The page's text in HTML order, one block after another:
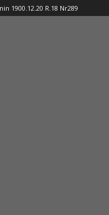
1900.12.20 R.18 Nr289